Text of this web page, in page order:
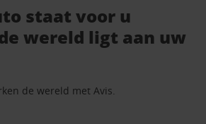
staat voor u
wereld ligt aan uw
de wereld met Avis.